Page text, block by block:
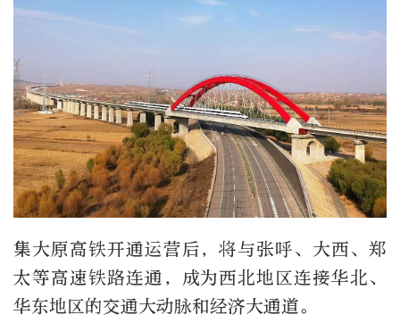
集大原高铁开通运营后，将与张呼、大西、郑
太等高速铁路连通，成为西北地区连接华北、
华东地区的交通大动脉和经济大通道。